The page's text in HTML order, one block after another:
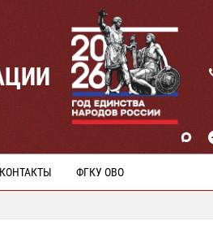
КОНТАКТЫ ФГКУ ОВО